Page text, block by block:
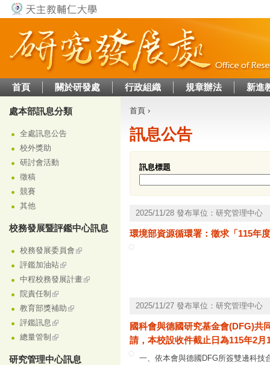
首頁 關於研發處 行政組織 規章辦法 新進
處本部訊息分類
全處訊息公告
校外獎助
研討會活動
徵稿
競賽
其他
校務發展暨評鑑中心訊息
校務發展委員會
評鑑加油站
中程校務發展計畫
院責任制
教育部獎補助
評鑑訊息
總量管制
研究管理中心訊息
您在這裡
首頁 ›
訊息公告
訊息標題
2025/11/28 發布單位：研究管理中心
環境部資源循環署：徵求「115年
2025/11/27 發布單位：研究管理中心
國科會與德國研究基金會(DFG)共
請，本校設收件截止日為115年2月
一、依本會與德國DFG所簽雙邊科技